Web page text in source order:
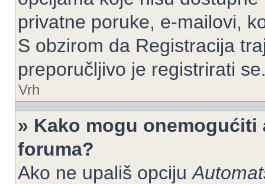
privatne poruke, e-mailovi,
S obzirom da Registracija
preporučljivo je registrirati
Vrh
» Kako mogu
foruma?
Ako ne upališ opciju